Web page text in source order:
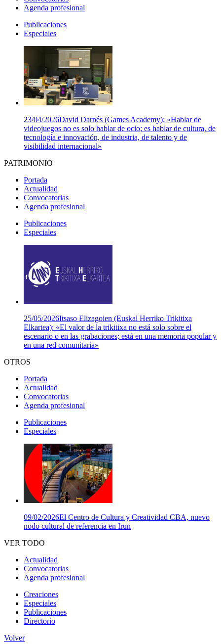
Agenda profesional
Publicaciones
Especiales
23/04/2026David Darnés (Games Academy): «Hablar de
videojuegos no es solo hablar de ocio; es hablar de cultura, de
tecnología e innovación, de industria, de talento y de
visibilidad internacional»
PATRIMONIO
Portada
Actualidad
Convocatorias
Agenda profesional
Publicaciones
Especiales
25/05/2026Itsaso Elizagoien (Euskal Herriko Trikitixa
Elkartea): «El valor de la trikitixa no está solo sobre el
escenario o en las grabaciones; está en una memoria popular y
en una red comunitaria»
OTROS
Portada
Actualidad
Convocatorias
Agenda profesional
Publicaciones
Especiales
09/02/2026El Centro de Cultura y Creatividad CBA, nuevo
nodo cultural de referencia en Irun
VER TODO
Actualidad
Convocatorias
Agenda profesional
Creaciones
Especiales
Publicaciones
Directorio
Volver